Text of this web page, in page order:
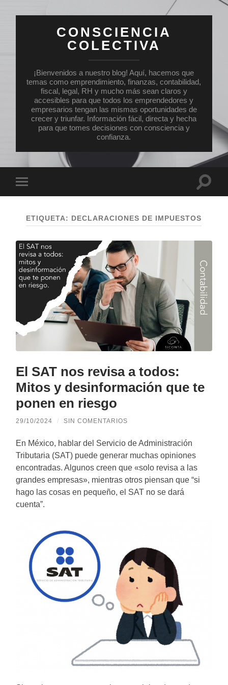
CONSCIENCIA
COLECTIVA
¡Bienvenidos a nuestro blog! Aquí, hacemos que
temas como emprendimiento, finanzas, contabilidad,
fiscal, legal, RH y mucho más sean claros y
accesibles para que todos los emprendedores y
empresarios tengan las mismas oportunidades de
crecer y triunfar. Información fácil, directa y hecha
para que tomes decisiones con consciencia y
confianza.
el
móvil
ETIQUETA: DECLARACIONES DE IMPUESTOS
El SAT nos revisa a todos:
Mitos y desinformación que te
ponen en riesgo
29/10/2024 / SIN COMENTARIOS
En México, hablar del Servicio de Administración
Tributaria (SAT) puede generar muchas opiniones
encontradas. Algunos creen que «solo revisa a las
grandes empresas», mientras otros piensan que “si
hago las cosas en pequeño, el SAT no se dará
cuenta”.